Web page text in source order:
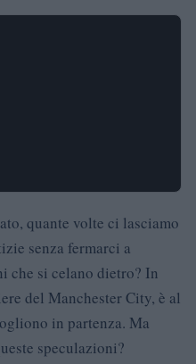
quante volte ci lasciamo
senza fermarci a
che si celano dietro? In
del Manchester City, è al
in partenza. Ma
speculazioni?